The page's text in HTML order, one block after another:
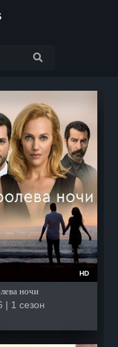
HD
ночи
| 1 сезон